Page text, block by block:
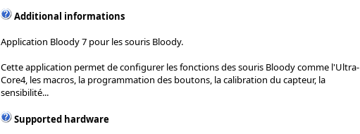
Additional informations
Application Bloody 7 pour les souris Bloody.
Cette application permet de configurer les fonctions des souris Bloody comme l'Ultra-
Core4, les macros, la programmation des boutons, la calibration du capteur, la
sensibilité...
Supported hardware